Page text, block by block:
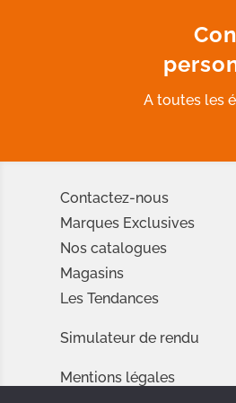
A toutes les
Contactez-nous
Marques Exclusives
Nos catalogues
Magasins
Les Tendances
Simulateur de rendu
Mentions légales